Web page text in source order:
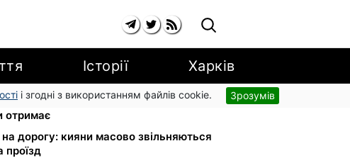
Історії Харків
і згодні з використанням файлів cookie. Зрозумів
з 1 вересня: від 2595 до 10
отримає
дорогу: кияни масово звільняються
проїзд